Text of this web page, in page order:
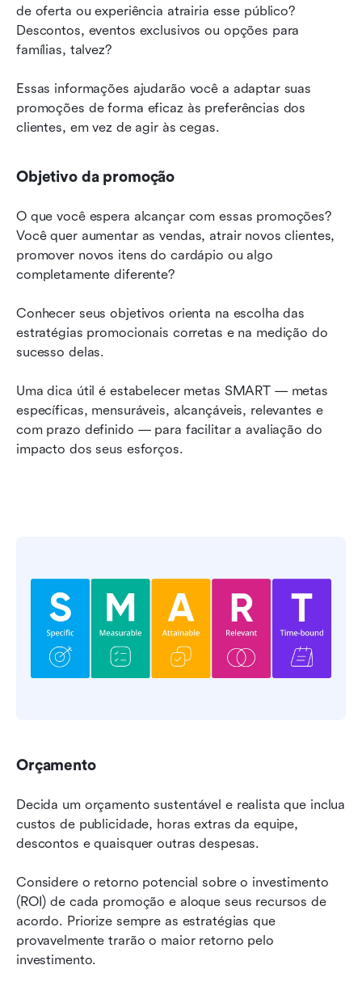
de oferta ou experiência atrairia esse público?
Descontos, eventos exclusivos ou opções para
famílias, talvez?
Essas informações ajudarão você a adaptar suas
promoções de forma eficaz às preferências dos
clientes, em vez de agir às cegas.
Objetivo da promoção
O que você espera alcançar com essas promoções?
Você quer aumentar as vendas, atrair novos clientes,
promover novos itens do cardápio ou algo
completamente diferente?
Conhecer seus objetivos orienta na escolha das
estratégias promocionais corretas e na medição do
sucesso delas.
Uma dica útil é estabelecer metas SMART — metas
específicas, mensuráveis, alcançáveis, relevantes e
com prazo definido — para facilitar a avaliação do
impacto dos seus esforços.
Orçamento
Decida um orçamento sustentável e realista que inclua
custos de publicidade, horas extras da equipe,
descontos e quaisquer outras despesas.
Considere o retorno potencial sobre o investimento
(ROI) de cada promoção e aloque seus recursos de
acordo. Priorize sempre as estratégias que
provavelmente trarão o maior retorno pelo
investimento.